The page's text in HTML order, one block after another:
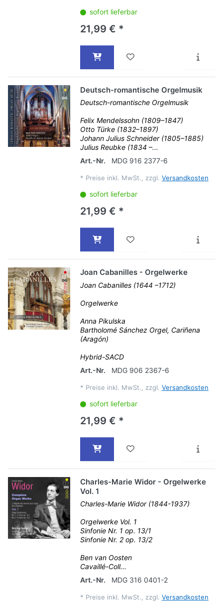
sofort lieferbar
21,99 € *
Deutsch-romantische Orgelmusik
Deutsch-romantische Orgelmusik
Felix Mendelssohn (1809–1847)
Otto Türke (1832–1897)
Johann Julius Schneider (1805–1885)
Julius Reubke (1834 –...
Art.-Nr.
MDG 916 2377-6
* Preise inkl. MwSt., zzgl. Versandkosten
sofort lieferbar
21,99 € *
Joan Cabanilles - Orgelwerke
Joan Cabanilles (1644 –1712)
Orgelwerke
Anna Pikulska
Bartholomé Sánchez Orgel, Cariñena
(Aragón)
Hybrid-SACD
Art.-Nr.
MDG 906 2367-6
* Preise inkl. MwSt., zzgl. Versandkosten
sofort lieferbar
21,99 € *
Charles-Marie Widor - Orgelwerke
Vol. 1
Charles-Marie Widor (1844-1937)
Orgelwerke Vol. 1
Sinfonie Nr. 1 op. 13/1
Sinfonie Nr. 2 op. 13/2
Ben van Oosten
Cavaillé-Coll...
Art.-Nr.
MDG 316 0401-2
* Preise inkl. MwSt., zzgl. Versandkosten